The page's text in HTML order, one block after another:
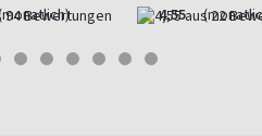
4,55